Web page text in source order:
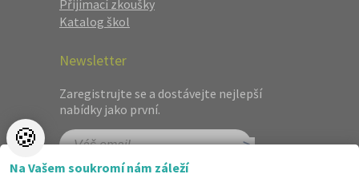
Přijímací zkoušky
Katalog škol
Newsletter
Zaregistrujte se a dostávejte nejlepší
nabídky jako první.
🍪
Na Vašem soukromí nám záleží